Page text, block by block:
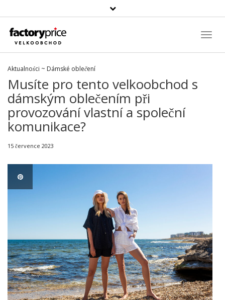
Vyhledávání
Aktualności ~ Dámské oblečení
Musíte pro tento velkoobchod s
dámským oblečením při
provozování vlastní a společní
komunikace?
15 července 2023